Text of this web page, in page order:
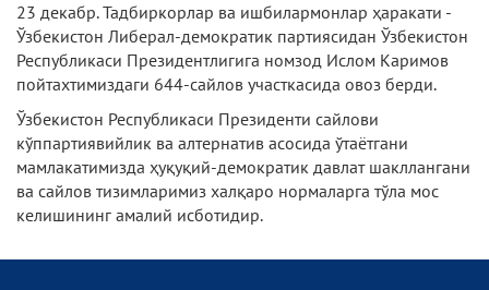
23 декабр. Тадбиркорлар ва ишбилармонлар ҳаракати -
Ўзбекистон Либерал-демократик партиясидан Ўзбекистон
Республикаси Президентлигига номзод Ислом Каримов
пойтахтимиздаги 644-сайлов участкасида овоз берди.
Ўзбекистон Республикаси Президенти сайлови
кўппартиявийлик ва алтернатив асосида ўтаётгани
мамлакатимизда ҳуқуқий-демократик давлат шакллангани
ва сайлов тизимларимиз халқаро нормаларга тўла мос
келишининг амалий исботидир.